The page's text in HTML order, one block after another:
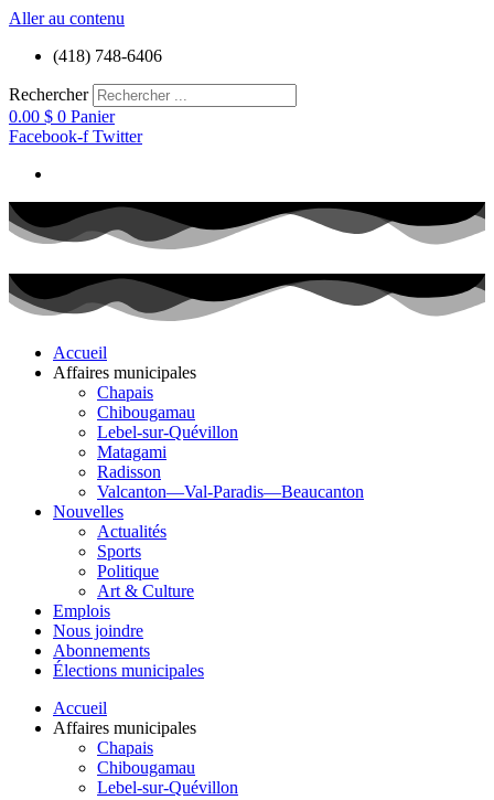
Aller au contenu
(418) 748-6406
Rechercher
0.00 $ 0 Panier
Facebook-f Twitter
Accueil
Affaires municipales
Chapais
Chibougamau
Lebel-sur-Quévillon
Matagami
Radisson
Valcanton—Val-Paradis—Beaucanton
Nouvelles
Actualités
Sports
Politique
Art & Culture
Emplois
Nous joindre
Abonnements
Élections municipales
Accueil
Affaires municipales
Chapais
Chibougamau
Lebel-sur-Quévillon